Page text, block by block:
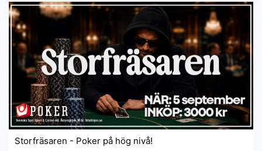
Storfräsaren - Poker på hög nivå!